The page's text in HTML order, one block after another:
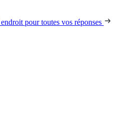
pour toutes vos réponses